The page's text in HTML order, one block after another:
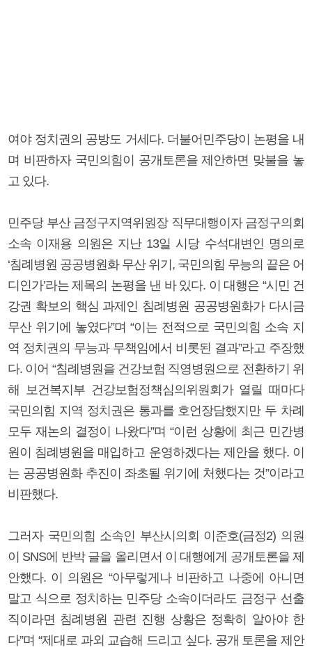
여야 정치권의 공방도 거세다. 더불어민주당이 논평을 내
며 비판하자 국민의힘이 공개토론을 제안하면 맞불을 놓
고 있다.
민주당 부산 금정구지역위원장 직무대행이자 금정구의회
소속 이재용 의원은 지난 13일 시당 수석대변인 명의로
‘침례병원 공공병원화 무산 위기, 국민의힘 무능의 끝은 어
디인가’라는 제목의 논평을 낸 바 있다. 이 대행은 “시민 건
강권 확보의 핵심 과제인 침례병원 공공병원화가 다시금
무산 위기에 놓였다”며 “이는 전적으로 국민의힘 소속 지
역 정치권의 무능과 무책임에서 비롯된 결과”라고 주장했
다. 이어 “침례병원을 건강보험 직영병원으로 전환하기 위
해 보건복지부 건강보험정책심의위원회가 열릴 때마다
국민의힘 지역 정치권은 통과를 호언장담했지만 두 차례
모두 재논의 결정이 나왔다”며 “이런 상황에 최근 민간병
원이 침례병원을 매입하고 운영하겠다는 제안을 했다. 이
는 공공병원화 추진이 좌초될 위기에 처했다는 것”이라고
비판했다.
그러자 국민의힘 소속인 부산시의회 이준호(금정2) 의원
이 SNS에 반박 글을 올리면서 이 대행에게 공개토론을 제
안했다. 이 의원은 “아무렇게나 비판하고 나중에 아니면
말고 식으로 정치하는 민주당 소속이더라도 금정구 선출
직이라면 침례병원 관련 진행 상황은 정확히 알아야 한
다”며 “제대로 과외 교습해 드리고 싶다. 공개 토론을 제안